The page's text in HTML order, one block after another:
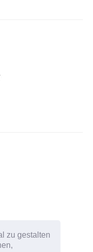
zu gestalten